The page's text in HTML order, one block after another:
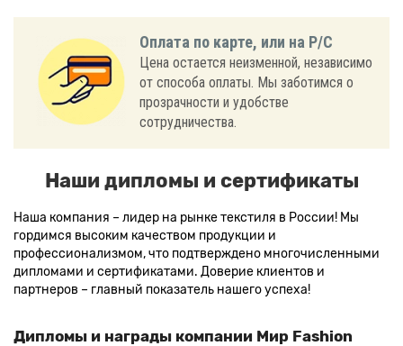
Оплата по карте, или на Р/С
Цена остается неизменной, независимо
от способа оплаты. Мы заботимся о
прозрачности и удобстве
сотрудничества.
Наши дипломы и сертификаты
Наша компания – лидер на рынке текстиля в России! Мы
гордимся высоким качеством продукции и
профессионализмом, что подтверждено многочисленными
дипломами и сертификатами. Доверие клиентов и
партнеров – главный показатель нашего успеха!
Дипломы и награды компании Мир Fashion